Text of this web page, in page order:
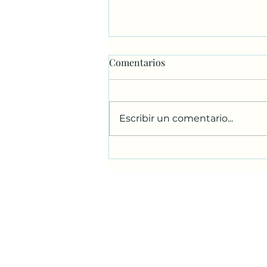
Bendición de los niños.
Comentarios
Escribir un comentario...